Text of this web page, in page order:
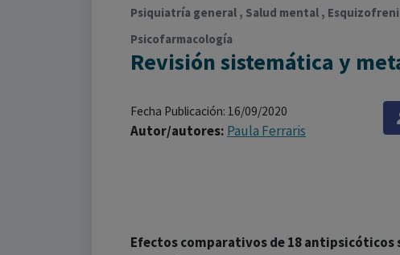
Psiquiatría general , Salud mental ,
Psicofarmacología
Revisión sistemática y
Fecha Publicación: 16/09/2020
Autor/autores: Paula Ferraris
Efectos comparativos de 18 antipsicóticos